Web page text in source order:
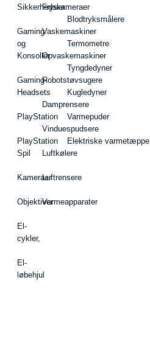
Sikkerhedskameraer
Gaming
og
Konsoller
Gaming-
Headsets
PlayStation
PlayStation
Spil
Kameraer
Objektiver
El-
cykler,
El-
løbehjul
Fryser
Vaskemaskiner
Opvaskemaskiner
Robotstøvsugere
Damprensere
Vinduespudsere
Luftkølere
Luftrensere
Varmeapparater
Blodtryksmålere
Termometre
Tyngdedyner
Kugledyner
Varmepuder
Elektriske varmetæppe